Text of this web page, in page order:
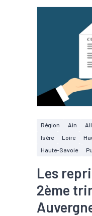
Région Ain
Isère
Loire
Haute-Savoie
Les
2ème